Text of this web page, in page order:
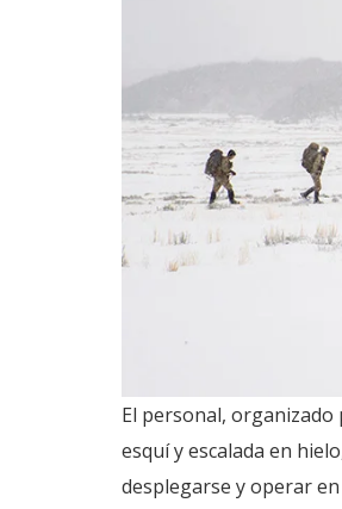
El personal, organizado
esquí y escalada en
desplegarse y operar